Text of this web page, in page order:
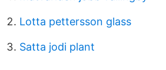
Lotta pettersson glass
Satta jodi plant